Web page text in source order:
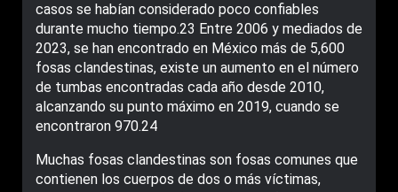
casos se habían considerado poco confiables
durante mucho tiempo.23 Entre 2006 y mediados de
2023, se han encontrado en México más de 5,600
fosas clandestinas, existe un aumento en el número
de tumbas encontradas cada año desde 2010,
alcanzando su punto máximo en 2019, cuando se
encontraron 970.24
Muchas fosas clandestinas son fosas comunes que
contienen los cuerpos de dos o más víctimas,